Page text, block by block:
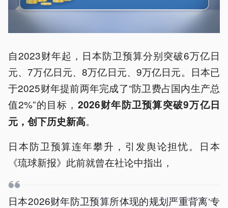
自2023财年起，日本防卫预算分别突破6万亿日
元、7万亿日元、8万亿日元、9万亿日元。日本已
于2025财年提前两年完成了“防卫费占国内生产总
值2%”的目标， 2026财年防卫预算突破9万亿日
元，创下历史新高。
日本防卫预算连年攀升，引发舆论担忧。日本
《琉球新报》此前就曾在社论中指出，
日本2026财年防卫预算所体现的规划严重背离‘专